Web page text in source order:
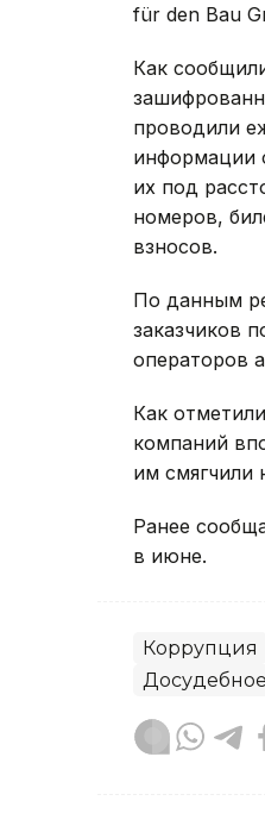
für den Bau
Как
проводили
информации
их под
номеров,
взносов.
По данным
заказчиков
операторов
Как
компаний
им смягчили
Ранее
в июне.
Коррупция